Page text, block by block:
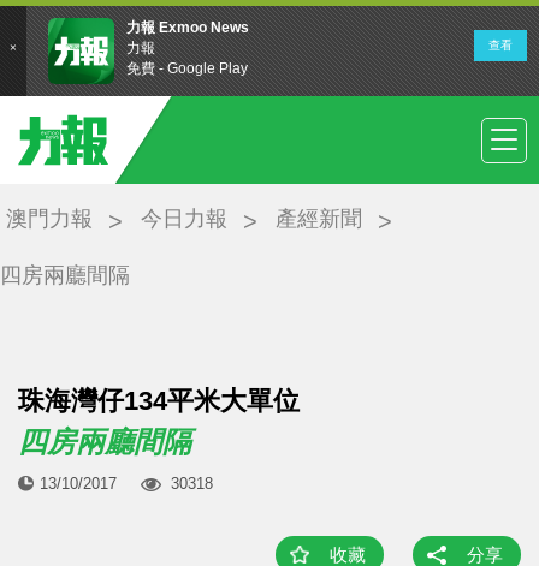
澳門力報 今日力報 產經新聞
四房兩廳間隔
珠海灣仔134平米大單位
四房兩廳間隔
13/10/2017 30318
收藏 分享